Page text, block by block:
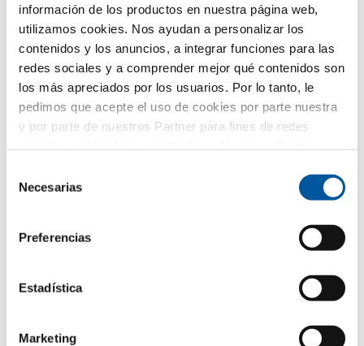
información de los productos en nuestra página web,
utilizamos cookies. Nos ayudan a personalizar los
contenidos y los anuncios, a integrar funciones para las
redes sociales y a comprender mejor qué contenidos son
los más apreciados por los usuarios. Por lo tanto, le
pedimos que acepte el uso de cookies por parte nuestra
y por parte de nuestros Partner para fines de redes
proporcionados por usted o recogidos como parte de su
Necesarias
Preferencias
Estadística
Marketing
Seleccione por favor
Su variante de hoja seleccionada
FIN-Window Slim-line Twin N
90+8